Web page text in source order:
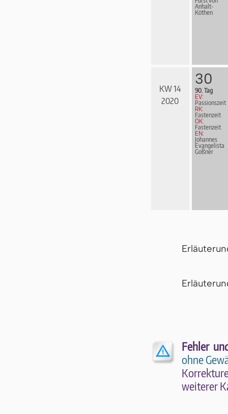
Anhalt-
Köthen
KW 14
2020
30
90. Tag
EV:
Passionszeit
RK:
Fastenzeit
ÖK:
Fastenzeit
EN:
Johannes
Evangelista
Goßner
Fehler
ohne
wei­te­rer